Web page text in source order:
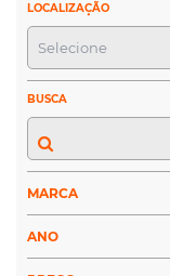
LOCALIZAÇÃO
BUSCA
MARCA
ANO